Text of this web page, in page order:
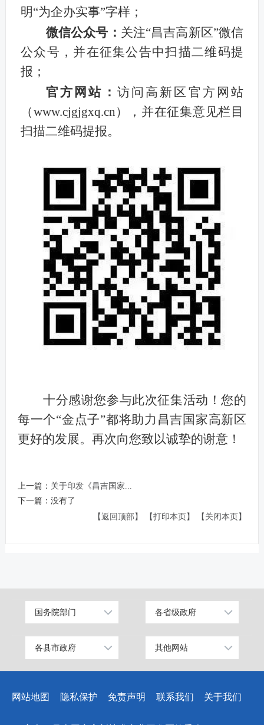
明“为企办实事”字样；
微信公众号： 关注“昌吉高新区”微信
公众号，并在征集公告中扫描二维码提
报；
官方网站： 访问高新区官方网站
（www.cjgjgxq.cn），并在征集意见栏目
扫描二维码提报。
十分感谢您参与此次征集活动！您的
每一个“金点子”都将助力昌吉国家高新区
更好的发展。再次向您致以诚挚的谢意！
上一篇： 关于印发《昌吉国家...
下一篇： 没有了
【返回顶部】
【打印本页】 【关闭本页】
国务院部门
公安部
工业和信息化部
科学技术部
国家发展和改革委员会
国防部
各省级政府
北京
上海
广东
江苏
各县市政府
昌吉市
玛纳斯县
其他网站
中国昌吉网
昌吉州纪检监察网
网站地图 隐私保护 免责声明 联系我们 关于我们